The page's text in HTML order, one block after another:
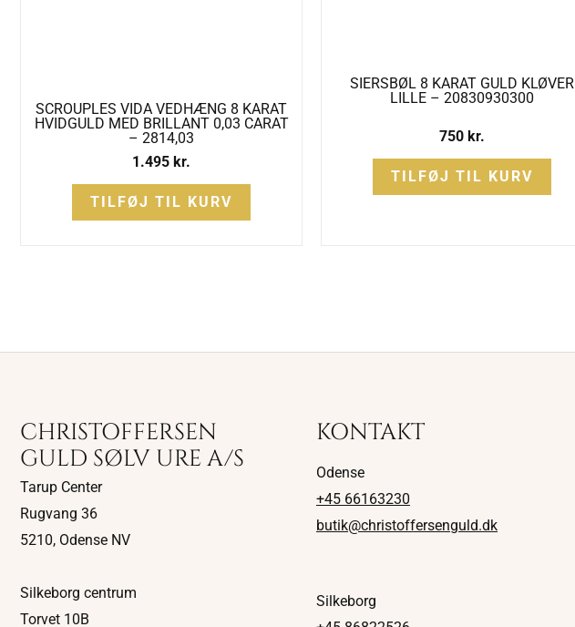
SCROUPLES VIDA VEDHÆNG 8 KARAT
HVIDGULD MED BRILLANT 0,03 CARAT
– 2814,03
1.495 kr.
TILFØJ TIL KURV
SIERSBØL 8 KARAT GULD KLØVER
LILLE – 20830930300
750 kr.
TILFØJ TIL KURV
CHRISTOFFERSEN
GULD SØLV URE A/S
Tarup Center
Rugvang 36
5210, Odense NV
Silkeborg centrum
Torvet 10B
KONTAKT
Odense
+45 66163230
butik@christoffersenguld.dk
Silkeborg